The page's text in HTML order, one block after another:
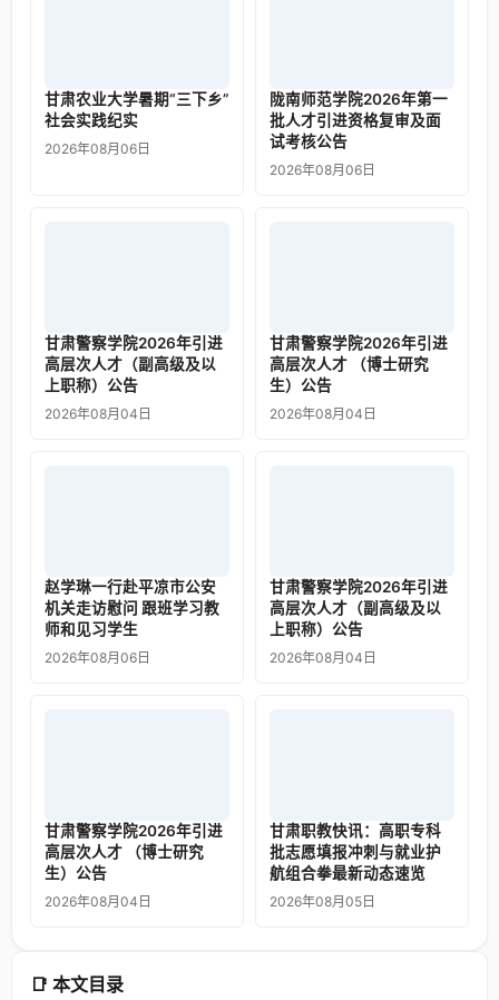
📑 本文目录
甘肃农业大学暑期“三下乡”
社会实践纪实
2026年08月06日
陇南师范学院2026年第一
批人才引进资格复审及面
试考核公告
2026年08月06日
甘肃警察学院2026年引进
高层次人才（副高级及以
上职称）公告
2026年08月04日
甘肃警察学院2026年引进
高层次人才 （博士研究
生）公告
2026年08月04日
赵学琳一行赴平凉市公安
机关走访慰问 跟班学习教
师和见习学生
2026年08月06日
甘肃警察学院2026年引进
高层次人才（副高级及以
上职称）公告
2026年08月04日
甘肃警察学院2026年引进
高层次人才 （博士研究
生）公告
2026年08月04日
甘肃职教快讯：高职专科
批志愿填报冲刺与就业护
航组合拳最新动态速览
2026年08月05日